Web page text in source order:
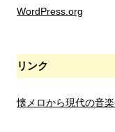
WordPress.org
リンク
懐メロから現代の音